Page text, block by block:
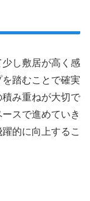
し敷居が高く感
踏むことで確実
み重ねが大切で
スで進めていき
的に向上するこ